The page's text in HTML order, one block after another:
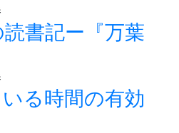
書記ー『万葉
る時間の有効